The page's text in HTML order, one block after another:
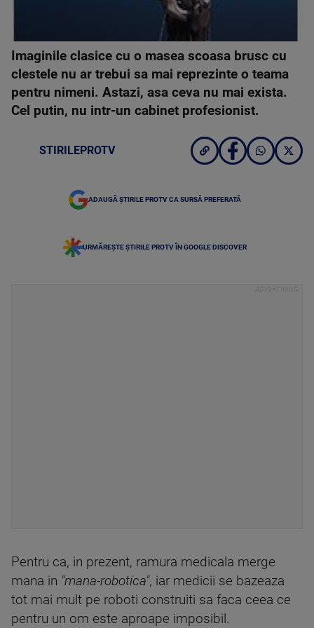
Imaginile clasice cu o masea scoasa brusc cu
clestele nu ar trebui sa mai reprezinte o teama
pentru nimeni. Astazi, asa ceva nu mai exista.
Cel putin, nu intr-un cabinet profesionist.
STIRILEPROTV
ADAUGĂ ȘTIRILE PROTV CA SURSĂ PREFERATĂ
URMĂREȘTE ȘTIRILE PROTV ÎN GOOGLE DISCOVER
Pentru ca, in prezent, ramura medicala merge
mana in "mana-robotica", iar medicii se bazeaza
tot mai mult pe roboti construiti sa faca ceea ce
pentru un om este aproape imposibil.